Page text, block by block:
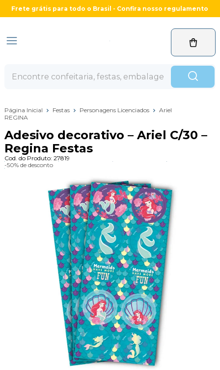
Frete grátis para todo o Brasil - Confira nosso regulamento
Página Inicial Festas Personagens Licenciados
Ariel
REGINA
Adesivo decorativo – Ariel C/30 –
Regina Festas
Cod. do Produto: 27819
-50% de desconto